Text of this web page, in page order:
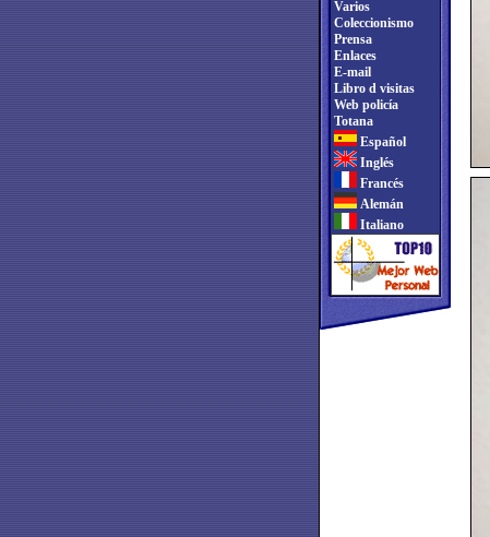
Varios
Coleccionismo
Prensa
Enlaces
E-mail
Libro d visitas
Web policía
Totana
Español
Inglés
Francés
Alemán
Italiano